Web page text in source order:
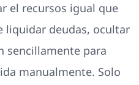
el recursos igual que
liquidar deudas, ocultar
sencillamente para
manualmente. Solo